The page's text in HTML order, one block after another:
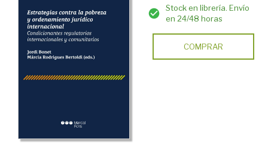
Stock en librería. Envío
en 24/48 horas
COMPRAR